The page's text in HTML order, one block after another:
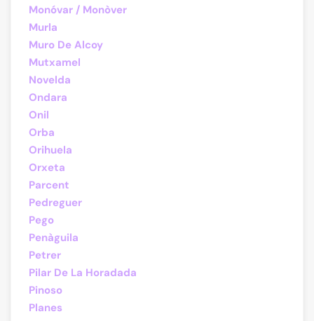
Monóvar / Monòver
Murla
Muro De Alcoy
Mutxamel
Novelda
Ondara
Onil
Orba
Orihuela
Orxeta
Parcent
Pedreguer
Pego
Penàguila
Petrer
Pilar De La Horadada
Pinoso
Planes